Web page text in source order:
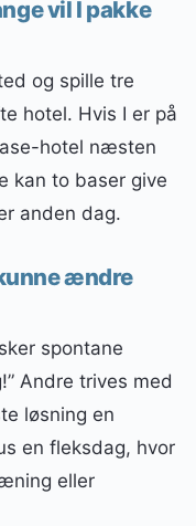
vil I pakke
og spille tre
hotel. Hvis I er på
hotel næsten
kan to baser give
anden dag.
ændre
spontane
Andre trives med
løsning en
en fleksdag, hvor
eller